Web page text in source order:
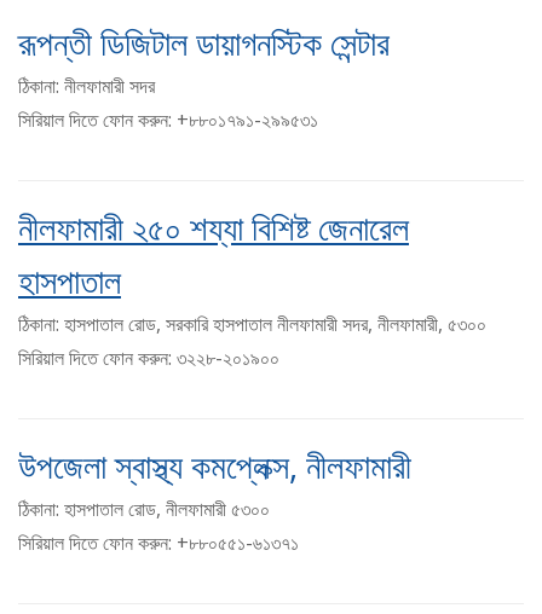
রূপন্তী ডিজিটাল ডায়াগনস্টিক সেন্টার
ঠিকানা: নীলফামারী সদর
সিরিয়াল দিতে ফোন করুন: +৮৮০১৭৯১-২৯৯৫৩১
নীলফামারী ২৫০ শয্যা বিশিষ্ট জেনারেল
হাসপাতাল
ঠিকানা: হাসপাতাল রোড, সরকারি হাসপাতাল নীলফামারী সদর, নীলফামারী, ৫৩০০
সিরিয়াল দিতে ফোন করুন: ৩২২৮-২০১৯০০
উপজেলা স্বাস্থ্য কমপ্লেক্স, নীলফামারী
ঠিকানা: হাসপাতাল রোড, নীলফামারী ৫৩০০
সিরিয়াল দিতে ফোন করুন: +৮৮০৫৫১-৬১৩৭১